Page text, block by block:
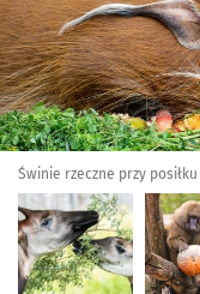
Świnie rzeczne przy posiłku